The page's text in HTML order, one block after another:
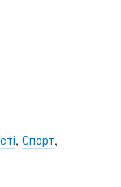
, Спорт,